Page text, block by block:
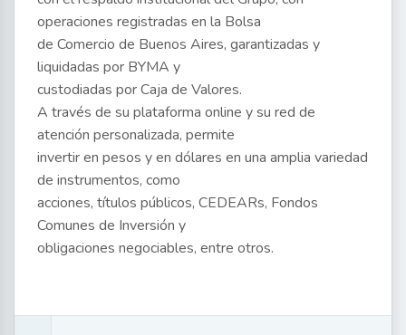
operaciones registradas en la Bolsa
de Comercio de Buenos Aires, garantizadas y
liquidadas por BYMA y
custodiadas por Caja de Valores.
A través de su plataforma online y su red de
atención personalizada, permite
invertir en pesos y en dólares en una amplia variedad
de instrumentos, como
acciones, títulos públicos, CEDEARs, Fondos
Comunes de Inversión y
obligaciones negociables, entre otros.